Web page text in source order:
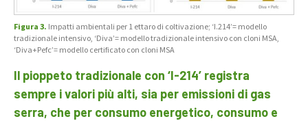
Figura 3. Impatti ambientali per 1 ettaro di coltivazione; ‘I.214’= modello
tradizionale intensivo, ‘Diva’= modello tradizionale intensivo con cloni MSA,
‘Diva+Pefc’= modello certificato con cloni MSA
Il pioppeto tradizionale con ‘I-214’ registra
sempre i valori più alti, sia per emissioni di gas
serra, che per consumo energetico, consumo e